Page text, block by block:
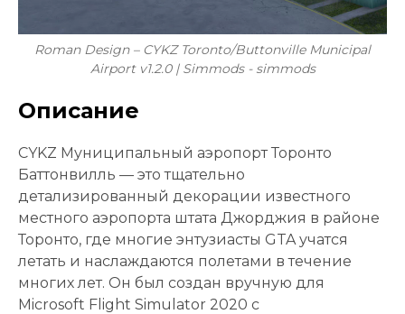
Roman Design – CYKZ Toronto/Buttonville Municipal
Airport v1.2.0 | Simmods - simmods
Описание
CYKZ Муниципальный аэропорт Торонто
Баттонвилль — это тщательно
детализированный декорации известного
местного аэропорта штата Джорджия в районе
Торонто, где многие энтузиасты GTA учатся
летать и наслаждаются полетами в течение
многих лет. Он был создан вручную для
Microsoft Flight Simulator 2020 с